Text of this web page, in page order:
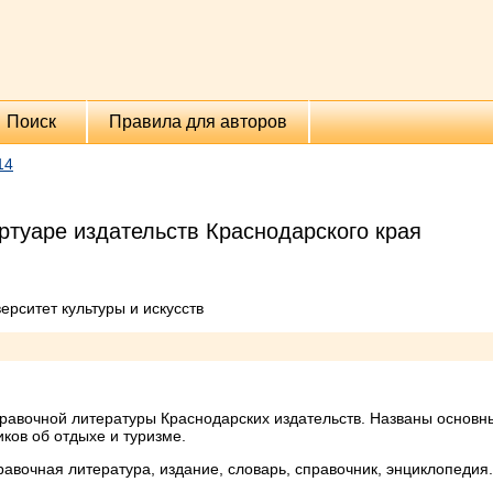
Поиск Правила для авторов
издательств Краснодарского края
культуры и искусств
литературы Краснодарских издательств. Названы
об отдыхе и туризме.
литература, издание, словарь, справочник, энциклопедия.